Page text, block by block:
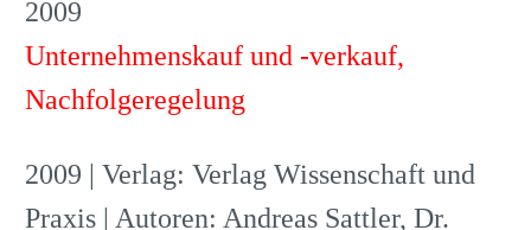
2009
Unternehmenskauf und -verkauf,
Nachfolgeregelung
2009 | Verlag: Verlag Wissenschaft und
Praxis | Autoren: Andreas Sattler, Dr.